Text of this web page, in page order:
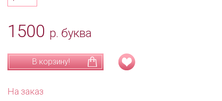
1500 р. буква
В корзину!
На заказ